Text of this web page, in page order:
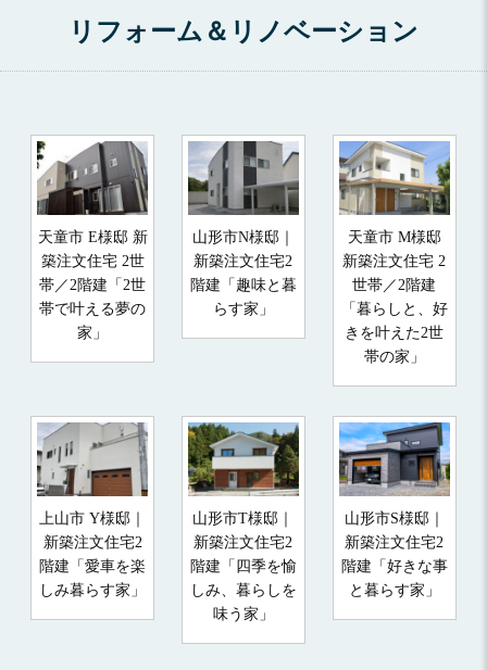
リフォーム＆リノベーション
天童市 E様邸 新
築注文住宅 2世
帯／2階建「2世
帯で叶える夢の
家」
山形市N様邸｜
新築注文住宅2
階建「趣味と暮
らす家」
天童市 M様邸
新築注文住宅 2
世帯／2階建
「暮らしと、好
きを叶えた2世
帯の家」
上山市 Y様邸｜
新築注文住宅2
階建「愛車を楽
しみ暮らす家」
山形市T様邸｜
新築注文住宅2
階建「四季を愉
しみ、暮らしを
味う家」
山形市S様邸｜
新築注文住宅2
階建「好きな事
と暮らす家」